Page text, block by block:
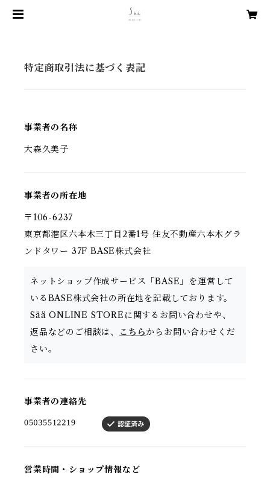
特定商取引法に基づく表記
事業者の名称
大森久美子
事業者の所在地
〒106-6237
東京都港区六本木三丁目2番1号 住友不動産六本木グラ
ンドタワー 37F BASE株式会社
ネットショップ作成サービス「BASE」を運営して
いるBASE株式会社の所在地を記載しております。
Sää ONLINE STOREに関するお問い合わせや、
返品などのご相談は、
こちらからお問い合わせくだ
さい。
事業者の連絡先
営業時間・ショップ情報など